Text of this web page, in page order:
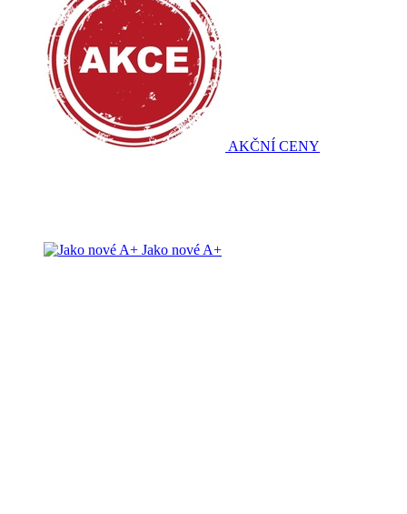
AKČNÍ CENY
Jako nové A+